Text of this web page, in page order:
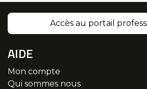
Accès au portail
AIDE
Mon compte
Qui sommes nous